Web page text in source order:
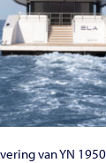
van YN